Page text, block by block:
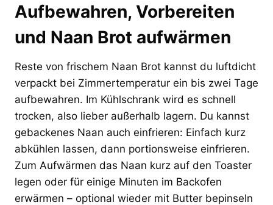
Aufbewahren, Vorbereiten
und Naan Brot aufwärmen
Reste von frischem Naan Brot kannst du luftdicht
verpackt bei Zimmertemperatur ein bis zwei Tage
aufbewahren. Im Kühlschrank wird es schnell
trocken, also lieber außerhalb lagern. Du kannst
gebackenes Naan auch einfrieren: Einfach kurz
abkühlen lassen, dann portionsweise einfrieren.
Zum Aufwärmen das Naan kurz auf den Toaster
legen oder für einige Minuten im Backofen
erwärmen – optional wieder mit Butter bepinseln